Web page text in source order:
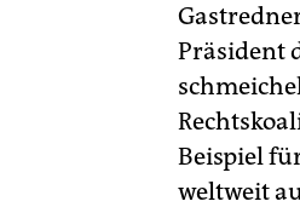
Präsident
Beispiel
weltweit